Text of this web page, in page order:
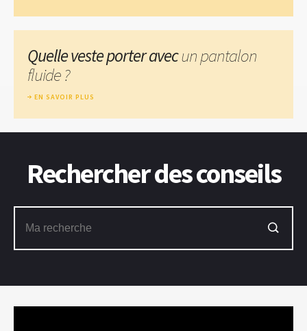
Quelle veste porter avecun pantalon
fluide ?
EN SAVOIR PLUS
Rechercher des conseils